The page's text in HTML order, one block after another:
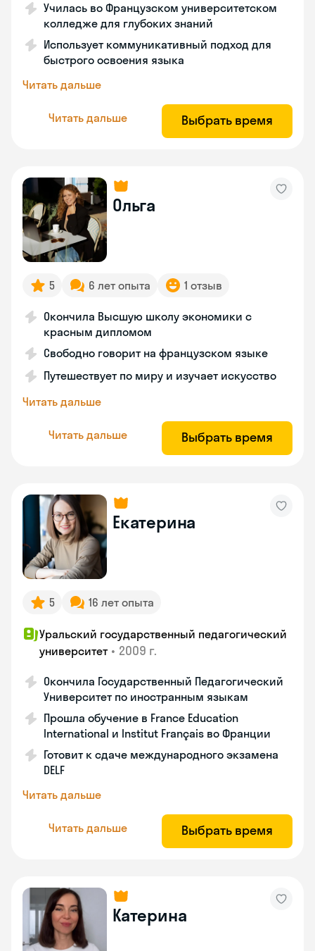
Училась во Французском университетском
колледже для глубоких знаний
Использует коммуникативный подход для
быстрого освоения языка
Читать дальше
Читать дальше Выбрать время
Ольга
5 6 лет опыта 1 отзыв
Окончила Высшую школу экономики с
красным дипломом
Свободно говорит на французском языке
Путешествует по миру и изучает искусство
Читать дальше
Читать дальше Выбрать время
Екатерина
5 16 лет опыта
Уральский государственный педагогический
университет • 2009 г.
Окончила Государственный Педагогический
Университет по иностранным языкам
Прошла обучение в France Education
International и Institut Français во Франции
Готовит к сдаче международного экзамена
DELF
Читать дальше
Читать дальше Выбрать время
Катерина